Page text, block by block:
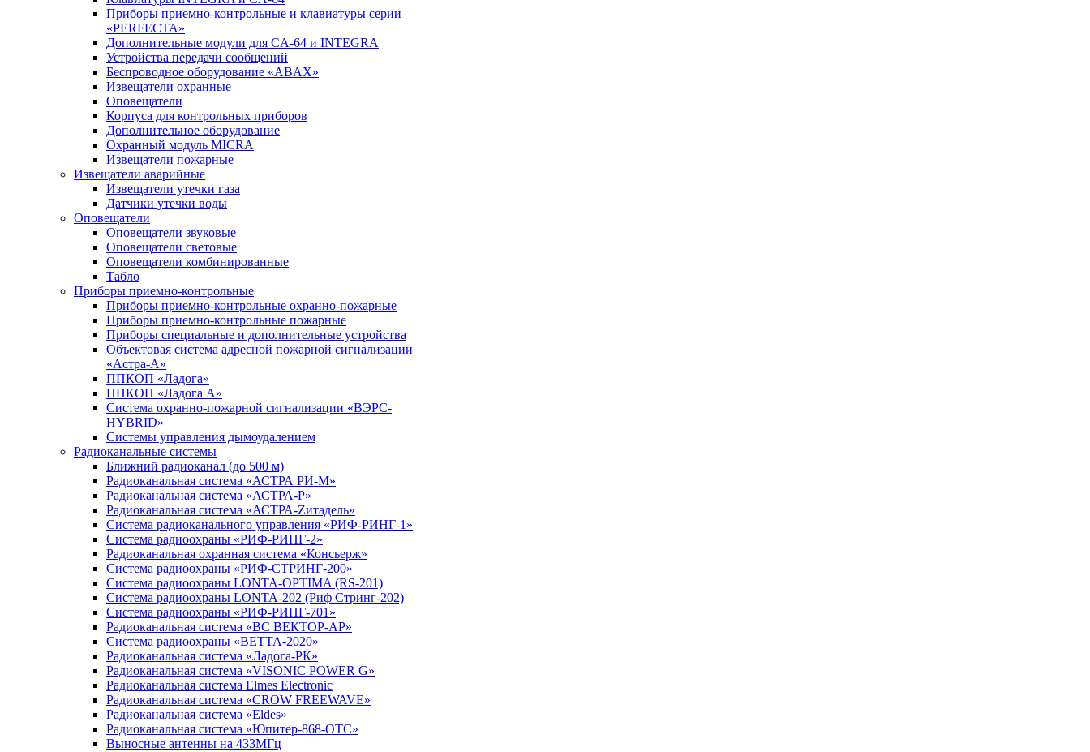
Приборы приемно-контрольные и клавиатуры серии
«PERFECTA»
Дополнительные модули для CA-64 и INTEGRA
Устройства передачи сообщений
Беспроводное оборудование «ABAX»
Извещатели охранные
Оповещатели
Корпуса для контрольных приборов
Дополнительное оборудование
Охранный модуль MICRA
Извещатели пожарные
Извещатели аварийные
Извещатели утечки газа
Датчики утечки воды
Оповещатели
Оповещатели звуковые
Оповещатели световые
Оповещатели комбинированные
Табло
Приборы приемно-контрольные
Приборы приемно-контрольные охранно-пожарные
Приборы приемно-контрольные пожарные
Приборы специальные и дополнительные устройства
Объектовая система адресной пожарной сигнализации
«Астра-А»
ППКОП «Ладога»
ППКОП «Ладога А»
Система охранно-пожарной сигнализации «ВЭРС-
HYBRID»
Системы управления дымоудалением
Радиоканальные системы
Ближний радиоканал (до 500 м)
Радиоканальная система «АСТРА РИ-М»
Радиоканальная система «АСТРА-Р»
Радиоканальная система «АСТРА-Zитадель»
Система радиоканального управления «РИФ-РИНГ-1»
Система радиоохраны «РИФ-РИНГ-2»
Радиоканальная охранная система «Консьерж»
Система радиоохраны «РИФ-СТРИНГ-200»
Система радиоохраны LONTA-OPTIMA (RS-201)
Система радиоохраны LONTA-202 (Риф Стринг-202)
Система радиоохраны «РИФ-РИНГ-701»
Радиоканальная система «ВС ВЕКТОР-АР»
Система радиоохраны «ВЕТТА-2020»
Радиоканальная система «Ладога-РК»
Радиоканальная система «VISONIC POWER G»
Радиоканальная система Elmes Electronic
Радиоканальная система «CROW FREEWAVE»
Радиоканальная система «Eldes»
Радиоканальная система «Юпитер-868-ОТС»
Выносные антенны на 433МГц